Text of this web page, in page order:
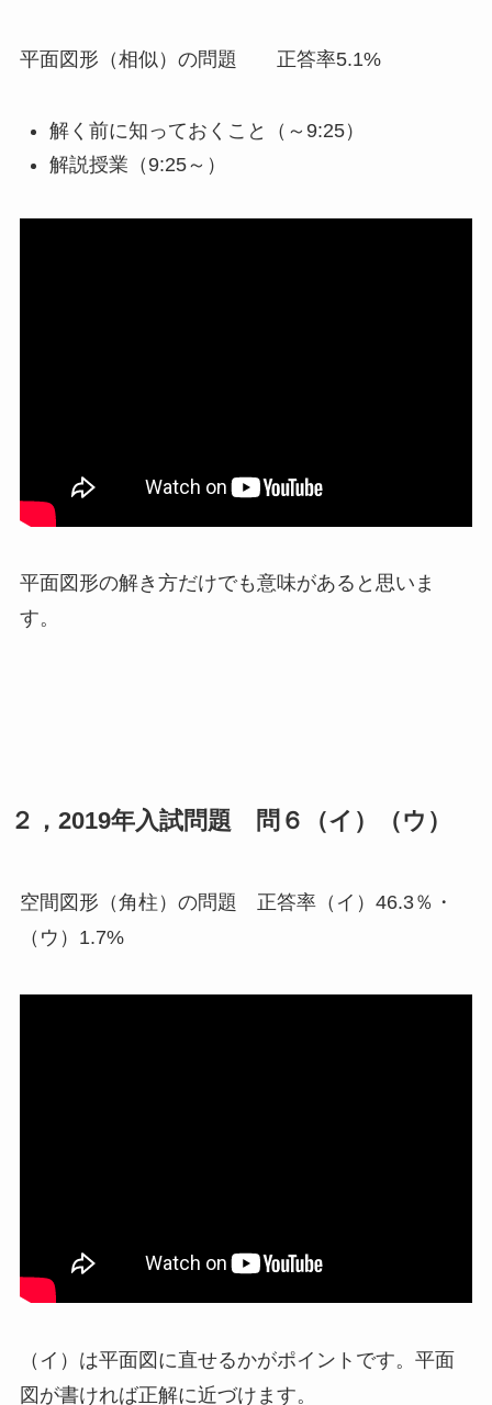
平面図形（相似）の問題 正答率5.1%
解く前に知っておくこと（～9:25）
解説授業（9:25～）
平面図形の解き方だけでも意味があると思いま
す。
２，2019年入試問題 問６（イ）（ウ）
空間図形（角柱）の問題 正答率（イ）46.3％・
（ウ）1.7%
（イ）は平面図に直せるかがポイントです。平面
図が書ければ正解に近づけます。